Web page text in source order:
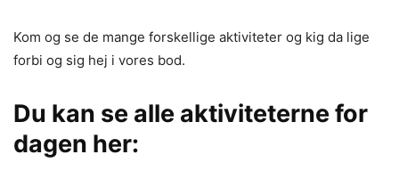
Kom og se de mange forskellige aktiviteter og kig da lige
forbi og sig hej i vores bod.
Du kan se alle aktiviteterne for
dagen her: